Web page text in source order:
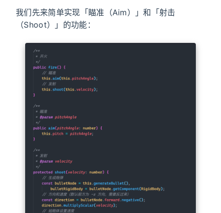
我们先来简单实现「瞄准（Aim）」和「射击
（Shoot）」的功能：